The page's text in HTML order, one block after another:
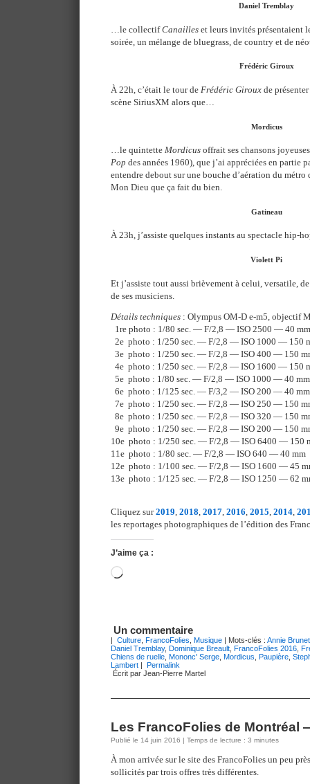
Daniel Tremblay
…le collectifCanailles et leurs invités présentaient
soirée, un mélange de bluegrass, de country et de
Frédéric Giroux
À 22h, c’était le tour de Frédéric Giroux de
scène SiriusXM alors que…
Mordicus
…le quintette Mordicus offrait ses chansons
Pop des années 1960), que j’ai appréciées en partie
entendre debout sur une bouche d’aération du
Mon Dieu que ça fait du bien.
Gatineau
À 23h, j’assiste quelques instants au spectacle hip-
Violett Pi
Et j’assiste tout aussi brièvement à celui, versatile,
de ses musiciens.
Détails techniques : Olympus OM-D e-m5, objectif
1re photo : 1/80 sec. — F/2,8 — ISO 2500 — 40 mm
2e photo : 1/250 sec. — F/2,8 — ISO 1000 — 150
3e photo : 1/250 sec. — F/2,8 — ISO 400 — 150
4e photo : 1/250 sec. — F/2,8 — ISO 1600 — 150
5e photo : 1/80 sec. — F/2,8 — ISO 1000 — 40 mm
6e photo : 1/125 sec. — F/3,2 — ISO 200 — 40 mm
7e photo : 1/250 sec. — F/2,8 — ISO 250 — 150
8e photo : 1/250 sec. — F/2,8 — ISO 320 — 150
9e photo : 1/250 sec. — F/2,8 — ISO 200 — 150
10e photo : 1/250 sec. — F/2,8 — ISO 6400 — 150
11e photo : 1/80 sec. — F/2,8 — ISO 640 — 40 mm
12e photo : 1/100 sec. — F/2,8 — ISO 1600 — 45
13e photo : 1/125 sec. — F/2,8 — ISO 1250 — 62
Cliquez sur2019 2018 2017 2016 2015 2014
les reportages photographiques de l’édition des
J’aime ça :
Chargement…
Un commentaire
| Culture FrancoFolies Musique | Mots-clés : Annie Brunet
Daniel Tremblay, Dominique Breault FrancoFolies 2016
Chiens de ruelle Mononc' Serge Mordicus Paupière
Lambert | Permalink
Écrit par Jean-Pierre Martel
Les FrancoFolies de Montréal
Publié le 14 juin 2016 | Temps de lecture : 3 minutes
À mon arrivée sur le site des FrancoFolies un peu
sollicités par trois offres très différentes.